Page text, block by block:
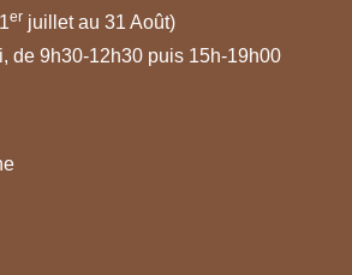
er juillet au 31 Août)
de 9h30-12h30 puis 15h-19h00